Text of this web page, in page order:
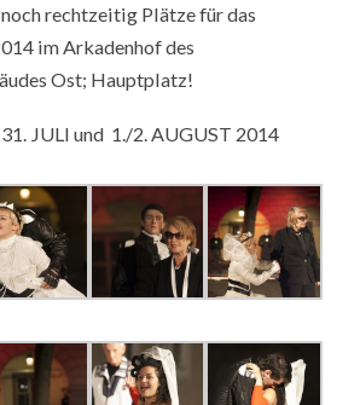
rechtzeitig Plätze für das
im Arkadenhof des
Ost; Hauptplatz!
JULI und 1./2. AUGUST 2014